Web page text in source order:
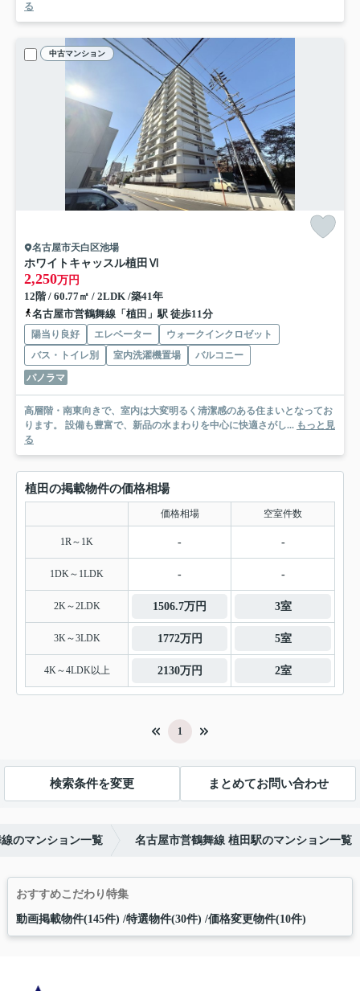
る
中古マンション
名古屋市天白区池場
ホワイトキャッスル植田Ⅵ
2,250万円
12階 / 60.77㎡ / 2LDK /築41年
名古屋市営鶴舞線「植田」駅 徒歩11分
陽当り良好 エレベーター
ウォークインクロゼット
バス・トイレ別
室内洗濯機置場
バルコニー
パノラマ
高層階・南東向きで、室内は大変明るく清潔感のある住まいとなってお
ります。 設備も豊富で、新品の水まわりを中心に快適さがし... もっと見
る
植田の掲載物件の価格相場
価格相場 空室件数
1R～1K - -
1DK～1LDK - -
2K～2LDK 1506.7万円 3室
3K～3LDK 1772万円 5室
4K～4LDK以上 2130万円 2室
1
検索条件を変更 まとめてお問い合わせ
のマンション一覧 名古屋市営鶴舞線 植田駅のマンション一覧
おすすめこだわり特集
動画掲載物件(145件) 特選物件(30件) 価格変更物件(10件)